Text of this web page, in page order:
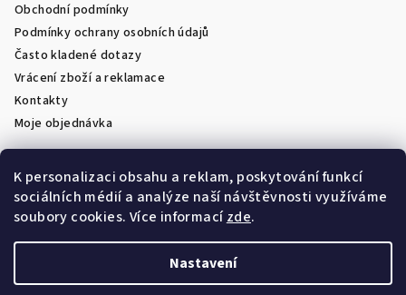
K personalizaci obsahu a reklam, poskytování funkcí
sociálních médií a analýze naší návštěvnosti využíváme
soubory cookies. Více informacízde.
Nastavení
Obchodní podmínky
Podmínky ochrany osobních údajů
Často kladené dotazy
Vrácení zboží a reklamace
Kontakty
Moje objednávka
Facebook